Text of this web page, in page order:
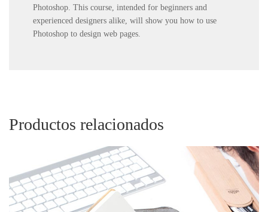
Photoshop. This course, intended for beginners and
experienced designers alike, will show you how to use
Photoshop to design web pages.
Productos relacionados